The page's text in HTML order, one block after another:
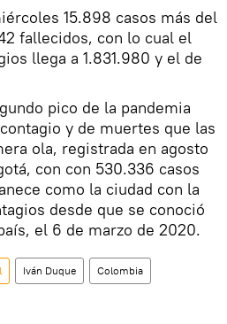
15.898 casos más del
fallecidos, con lo cual el
llega a 1.831.980 y el de
pico de la pandemia
y de muertes que las
ola, registrada en agosto
con con 530.336 casos
como la ciudad con la
desde que se conoció
el 6 de marzo de 2020.
Iván Duque Colombia